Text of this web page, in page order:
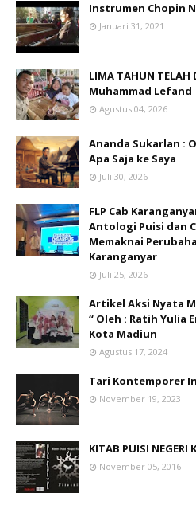
Instrumen Chopin
Januari 31, 2021
LIMA TAHUN
Muhammad Lefand
Agustus 04, 2026
Ananda Sukarlan :
Apa Saja ke Saya
Juli 30, 2026
FLP Cab
Antologi Puisi dan
Memaknai
Karanganyar
Juli 25, 2026
Artikel Aksi Nyata
“ Oleh : Ratih Yulia
Kota Madiun
Agustus 17, 2024
Tari Kontemporer
November 19, 2023
KITAB PUISI NEGERI
November 05, 2016